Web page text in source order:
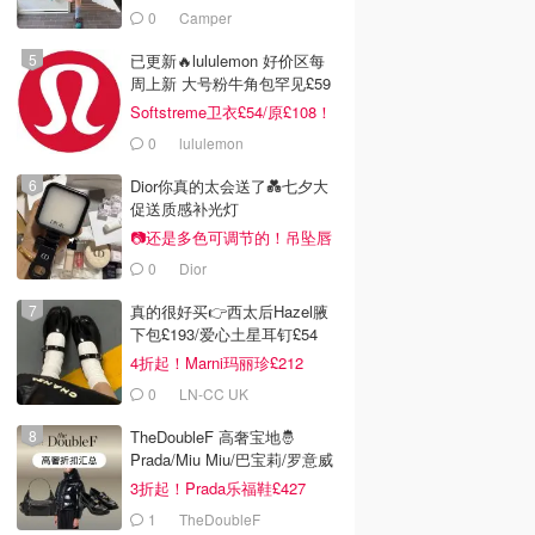
£68！
0 Camper
已更新🔥lululemon 好价区每
周上新 大号粉牛角包罕见£59
Softstreme卫衣£54/原£108！
0 lululemon
Dior你真的太会送了💑七夕大
促送质感补光灯
📷还是多色可调节的！吊坠唇
蜜£33
0 Dior
真的很好买👉西太后Hazel腋
下包£193/爱心土星耳钉£54
4折起！Marni玛丽珍£212
0 LN-CC UK
TheDoubleF 高奢宝地🤴
Prada/Miu Miu/巴宝莉/罗意威
3折起！Prada乐福鞋£427
1 TheDoubleF